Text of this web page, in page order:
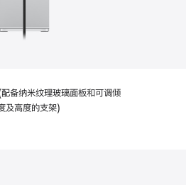
纳米纹理玻璃面板和可调倾
及高度的支架)